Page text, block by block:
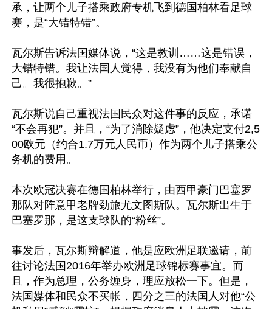
承，让两个儿子搭乘政府专机飞到德国柏林看足球
赛，是“大错特错”。
瓦尔斯告诉法国媒体说，“这是教训……这是错误，
大错特错。我让法国人觉得，我没有为他们奉献自
己。我很抱歉。”
瓦尔斯说自己重视法国民众对这件事的反应，承诺
“不会再犯”。并且，“为了消除疑虑”，他决定支付2,5
00欧元（约合1.7万元人民币）作为两个儿子搭乘公
务机的费用。
本次欧冠决赛在德国柏林举行，由西甲豪门巴塞罗
那队对阵意甲老牌劲旅尤文图斯队。瓦尔斯出生于
巴塞罗那，是这支球队的“粉丝”。
事发后，瓦尔斯辩解道，他是应欧洲足联邀请，前
往讨论法国2016年举办欧洲足球锦标赛事宜。而
且，作为总理，公务缠身，理应放松一下。但是，
法国媒体和民众不买帐，四分之三的法国人对他“公